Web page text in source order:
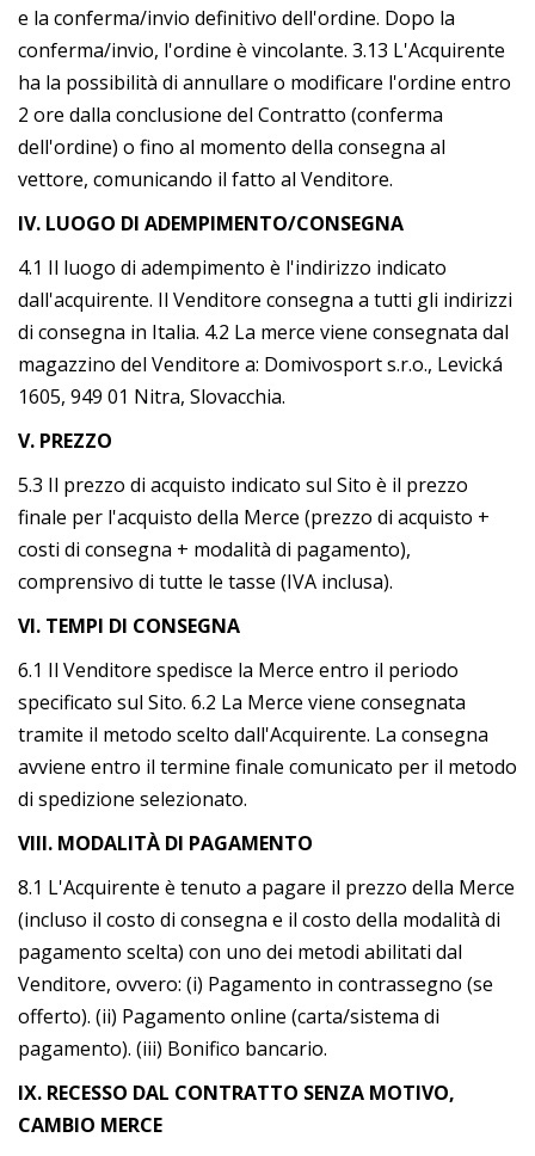
e la conferma/invio definitivo dell'ordine. Dopo la
conferma/invio, l'ordine è vincolante. 3.13 L'Acquirente
ha la possibilità di annullare o modificare l'ordine entro
2 ore dalla conclusione del Contratto (conferma
dell'ordine) o fino al momento della consegna al
vettore, comunicando il fatto al Venditore.
IV. LUOGO DI ADEMPIMENTO/CONSEGNA
4.1 Il luogo di adempimento è l'indirizzo indicato
dall'acquirente. Il Venditore consegna a tutti gli indirizzi
di consegna in Italia. 4.2 La merce viene consegnata dal
magazzino del Venditore a: Domivosport s.r.o., Levická
1605, 949 01 Nitra, Slovacchia.
V. PREZZO
5.3 Il prezzo di acquisto indicato sul Sito è il prezzo
finale per l'acquisto della Merce (prezzo di acquisto +
costi di consegna + modalità di pagamento),
comprensivo di tutte le tasse (IVA inclusa).
VI. TEMPI DI CONSEGNA
6.1 Il Venditore spedisce la Merce entro il periodo
specificato sul Sito. 6.2 La Merce viene consegnata
tramite il metodo scelto dall'Acquirente. La consegna
avviene entro il termine finale comunicato per il metodo
di spedizione selezionato.
VIII. MODALITÀ DI PAGAMENTO
8.1 L'Acquirente è tenuto a pagare il prezzo della Merce
(incluso il costo di consegna e il costo della modalità di
pagamento scelta) con uno dei metodi abilitati dal
Venditore, ovvero: (i) Pagamento in contrassegno (se
offerto). (ii) Pagamento online (carta/sistema di
pagamento). (iii) Bonifico bancario.
IX. RECESSO DAL CONTRATTO SENZA MOTIVO,
CAMBIO MERCE